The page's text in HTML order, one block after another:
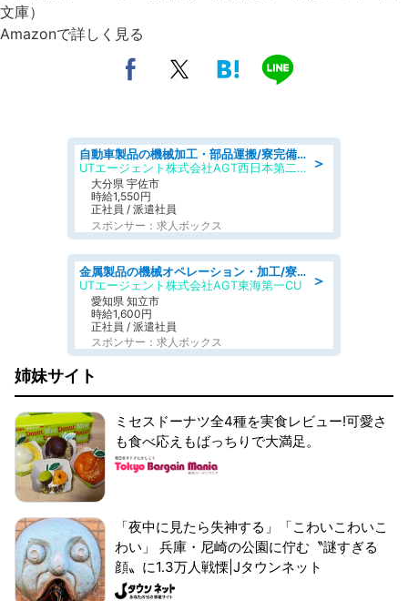
文庫）
Amazonで詳しく見る
＞
自動車製品の機械加工・部品運搬/寮完備/日払い/工場・製造
UTエージェント株式会社AGT西日本第二CU
大分県 宇佐市
時給1,550円
正社員 / 派遣社員
スポンサー：求人ボックス
＞
金属製品の機械オペレーション・加工/寮完備/日払い/工場・製造
UTエージェント株式会社AGT東海第一CU
愛知県 知立市
時給1,600円
正社員 / 派遣社員
スポンサー：求人ボックス
姉妹サイト
ミセスドーナツ全4種を実食レビュー!可愛さ
も食べ応えもばっちりで大満足。
「夜中に見たら失神する」「こわいこわいこ
わい」 兵庫・尼崎の公園に佇む〝謎すぎる
顔〟に1.3万人戦慄|Jタウンネット